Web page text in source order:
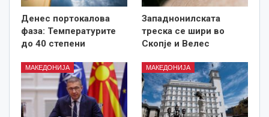
Денес портокалова
фаза: Температурите
до 40 степени
Западнонилската
треска се шири во
Скопје и Велес
МАКЕДОНИЈА МАКЕДОНИЈА